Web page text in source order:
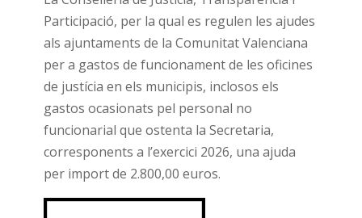
Participació, per la qual es regulen les ajudes
als ajuntaments de la Comunitat Valenciana
per a gastos de funcionament de les oficines
de justícia en els municipis, inclosos els
gastos ocasionats pel personal no
funcionarial que ostenta la Secretaria,
corresponents a l’exercici 2026, una ajuda
per import de 2.800,00 euros.